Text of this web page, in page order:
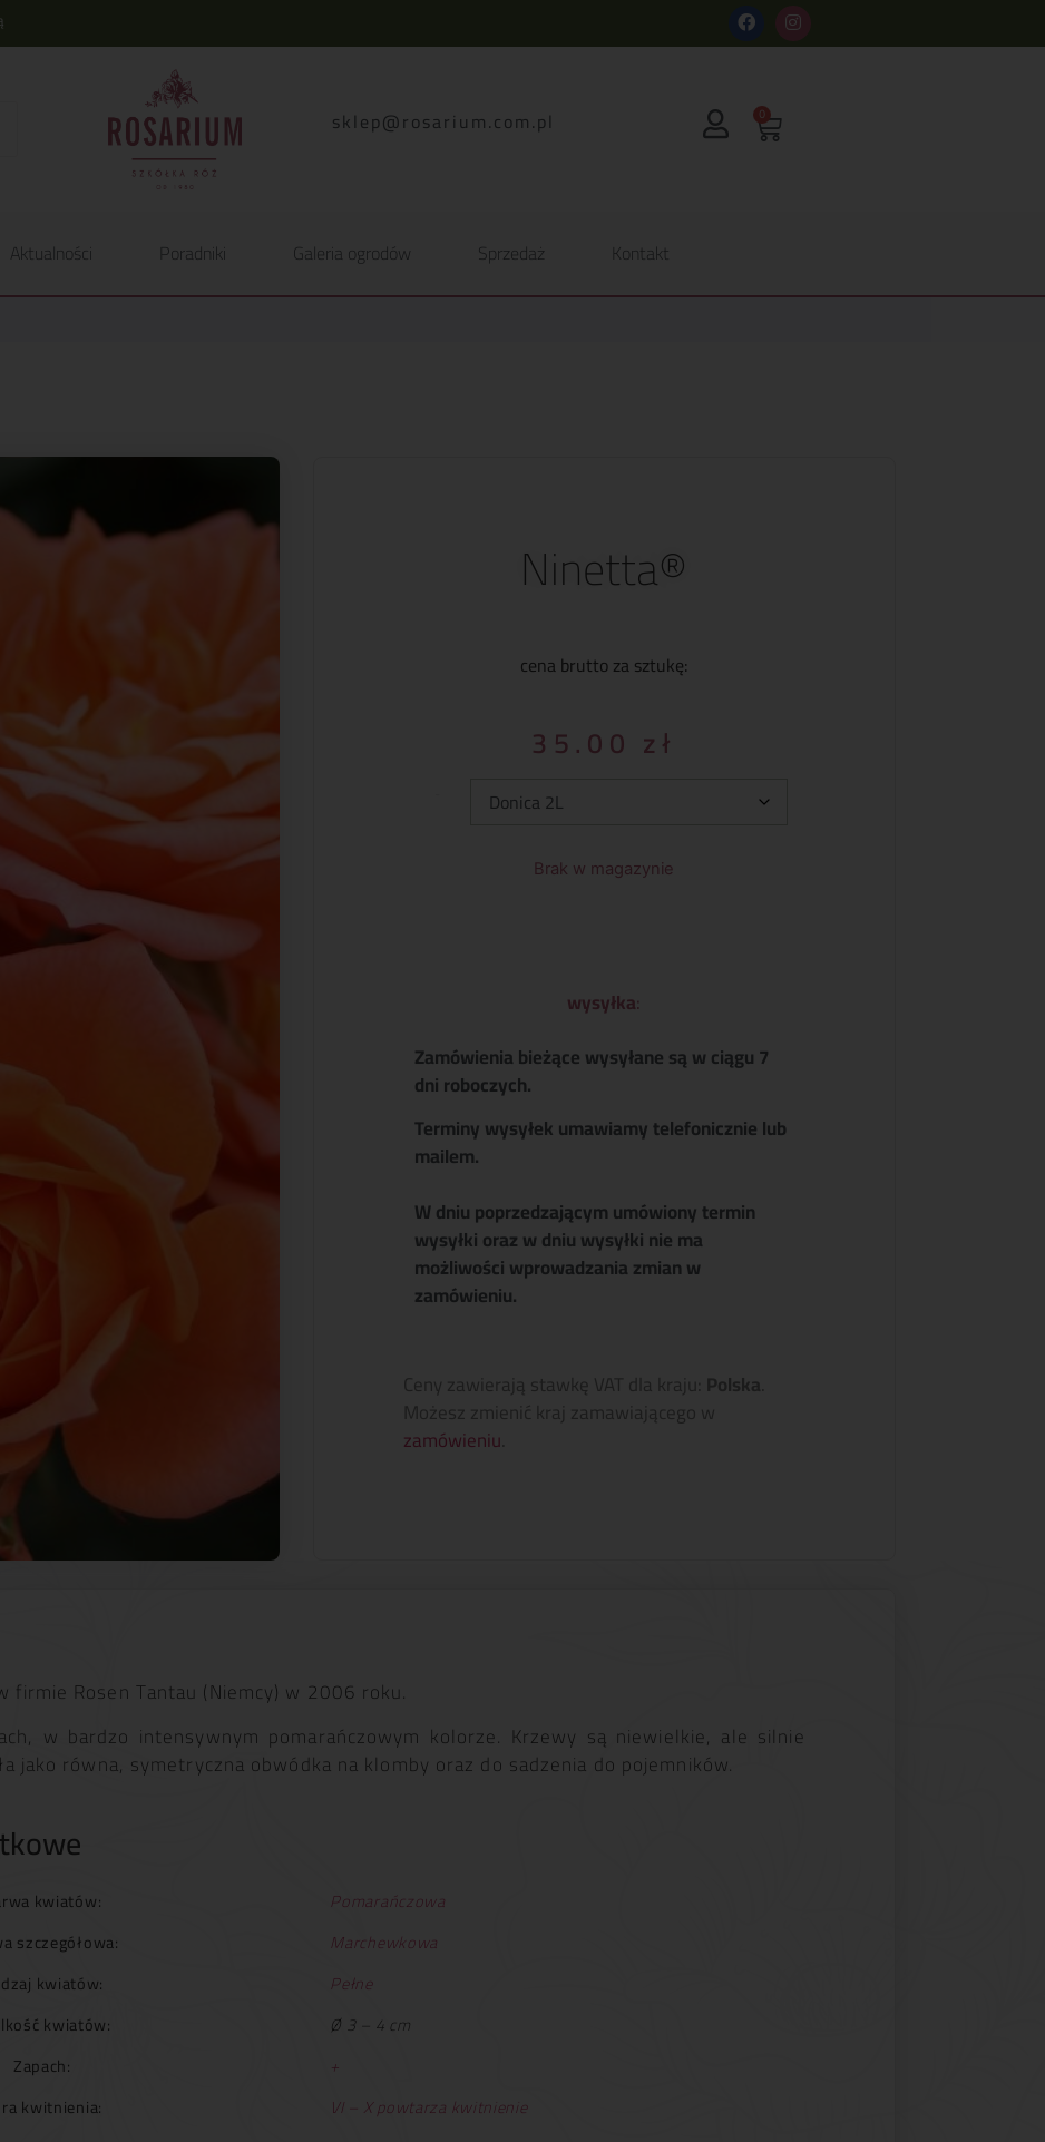
lp.moc.muirasor@pelks 0
Aktualności Poradniki Galeria ogrodów Sprzedaż Kontakt
Ninetta®
cena brutto za sztukę:
35.00 zł
Brak w magazynie
wysyłka:
Zamówienia bieżące wysyłane są w ciągu 7
dni roboczych.
Terminy wysyłek umawiamy telefonicznie lub
mailem.
W dniu poprzedzającym umówiony termin
wysyłki oraz w dniu wysyłki nie ma
możliwości wprowadzania zmian w
zamówieniu.
Ceny zawierają stawkę VAT dla kraju: Polska
Możesz zmienić kraj zamawiającego w
zamówieniu
firmie Rosen Tantau (Niemcy) w 2006 roku.
w bardzo intensywnym pomarańczowym kolorze. Krzewy są niewielkie, ale silnie
jako równa, symetryczna obwódka na klomby oraz do sadzenia do pojemników.
kwiatów:
Pomarańczowa
szczegółowa:
Marchewkowa
kwiatów:
Pełne
kwiatów:
Ø 3 – 4 cm
Zapach:
+
kwitnienia:
VI – X powtarza kwitnienie